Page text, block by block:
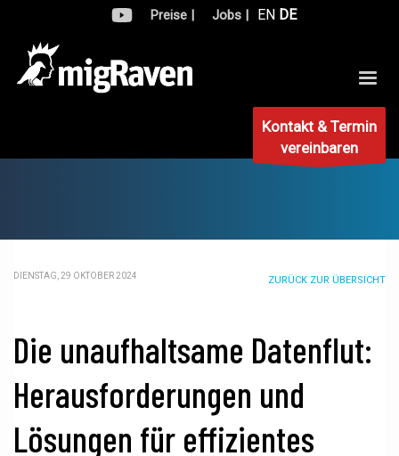
Preise | Jobs | EN DE
Kontakt & Termin
vereinbaren
ZURÜCK ZUR ÜBERSICHT
DIENSTAG, 29 OKTOBER 2024
Die unaufhaltsame Datenflut:
Herausforderungen und
Lösungen für effizientes